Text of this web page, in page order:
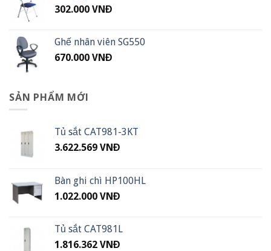
302.000 VNĐ
Ghế nhân viên SG550
670.000 VNĐ
SẢN PHẨM MỚI
Tủ sắt CAT981-3KT
3.622.569 VNĐ
Bàn ghi chì HP100HL
1.022.000 VNĐ
Tủ sắt CAT981L
1.816.362 VNĐ